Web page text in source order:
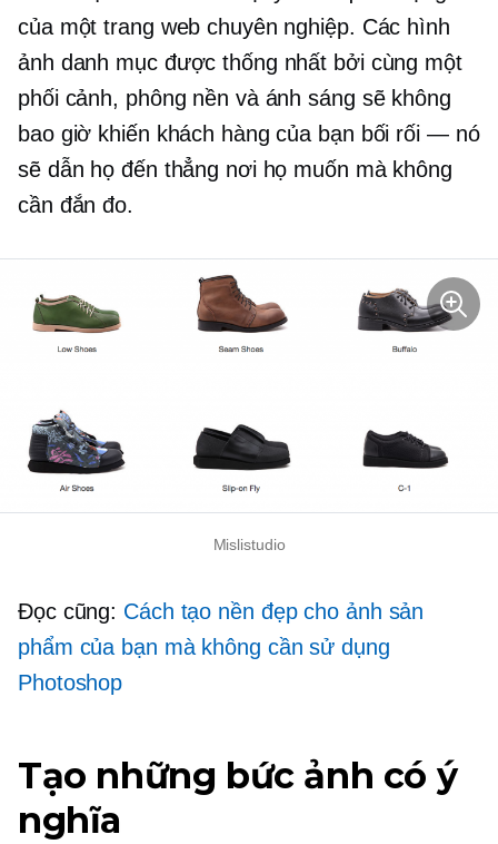
của một trang web chuyên nghiệp. Các hình
ảnh danh mục được thống nhất bởi cùng một
phối cảnh, phông nền và ánh sáng sẽ không
bao giờ khiến khách hàng của bạn bối rối — nó
sẽ dẫn họ đến thẳng nơi họ muốn mà không
cần đắn đo.
Mislistudio
Đọc cũng: Cách tạo nền đẹp cho ảnh sản
phẩm của bạn mà không cần sử dụng
Photoshop
Tạo những bức ảnh có ý
nghĩa